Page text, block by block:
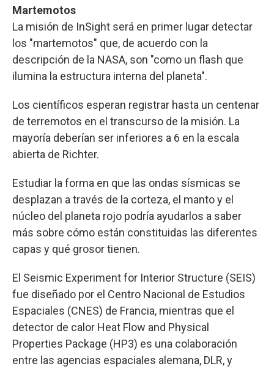
Martemotos
La misión de InSight será en primer lugar detectar
los "martemotos" que, de acuerdo con la
descripción de la NASA, son "como un flash que
ilumina la estructura interna del planeta".
Los científicos esperan registrar hasta un centenar
de terremotos en el transcurso de la misión. La
mayoría deberían ser inferiores a 6 en la escala
abierta de Richter.
Estudiar la forma en que las ondas sísmicas se
desplazan a través de la corteza, el manto y el
núcleo del planeta rojo podría ayudarlos a saber
más sobre cómo están constituidas las diferentes
capas y qué grosor tienen.
El Seismic Experiment for Interior Structure (SEIS)
fue diseñado por el Centro Nacional de Estudios
Espaciales (CNES) de Francia, mientras que el
detector de calor Heat Flow and Physical
Properties Package (HP3) es una colaboración
entre las agencias espaciales alemana, DLR, y